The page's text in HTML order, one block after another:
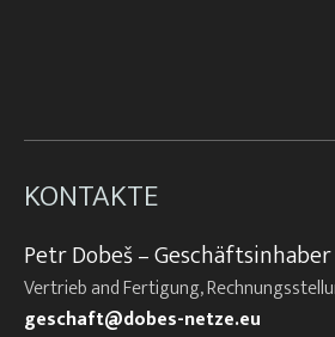
KONTAKTE
Petr Dobeš – Geschäftsinhaber
Vertrieb and Fertigung,
geschaft@dobes-netze.eu